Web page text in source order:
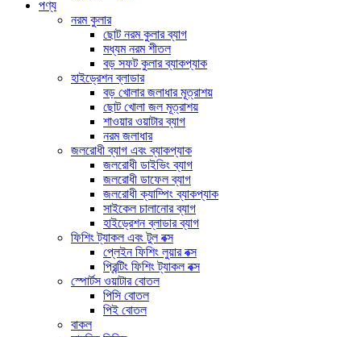
পণ্য
নরম কুলার
ছোট নরম কুলার ব্যাগ
মধ্যম নরম শীতল
বড় সফট কুলার ব্যাকপ্যাক
হাইড্রেশন ব্লাডার
বড় খোলার জলাধার মূত্রাশয়
ছোট খোলা জল মূত্রাশয়
শাওয়ার ওয়াটার ব্যাগ
নরম জলাধার
জলরোধী ব্যাগ এবং ব্যাকপ্যাক
জলরোধী ডাইভিং ব্যাগ
জলরোধী ডাফেল ব্যাগ
জলরোধী ক্যাম্পিং ব্যাকপ্যাক
সাইকেল চালানোর ব্যাগ
হাইড্রেশন ব্লাডার ব্যাগ
ফিশিং ট্যাকল এবং টুল বক্স
প্লেইন ফিশিং লুয়ার বক্স
প্রিন্টিং ফিশিং ট্যাকল বক্স
স্পোর্টস ওয়াটার বোতল
পিসি বোতল
পিই বোতল
বাকল